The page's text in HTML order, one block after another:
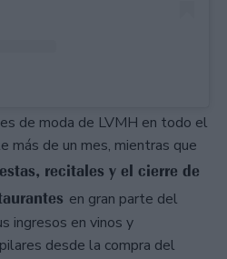
de moda de LVMH en todo el
más de un mes, mientras que
recitales y el cierre de
en gran parte del
ingresos en vinos y
desde la compra del